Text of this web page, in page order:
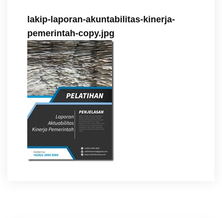
lakip-laporan-akuntabilitas-kinerja-
pemerintah-copy.jpg